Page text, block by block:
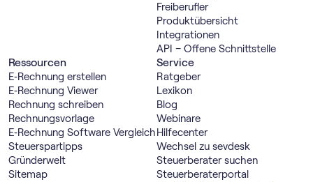
Freiberufler
Produktübersicht
Integrationen
API – Offene Schnittstelle
Ressourcen
E‑Rechnung erstellen
E‑Rechnung Viewer
Rechnung schreiben
Rechnungsvorlage
E‑Rechnung Software Vergleich
Steuerspartipps
Gründerwelt
Sitemap
Service
Ratgeber
Lexikon
Blog
Webinare
Hilfecenter
Wechsel zu sevdesk
Steuerberater suchen
Steuerberaterportal